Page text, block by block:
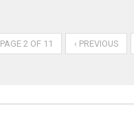
PAGE 2 OF 11 ‹ PREVIOUS